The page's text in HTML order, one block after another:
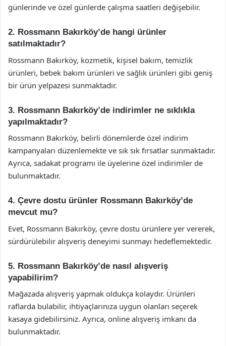
günlerinde ve özel günlerde çalışma saatleri değişebilir.
2. Rossmann Bakırköy’de hangi ürünler
satılmaktadır?
Rossmann Bakırköy, kozmetik, kişisel bakım, temizlik
ürünleri, bebek bakım ürünleri ve sağlık ürünleri gibi geniş
bir ürün yelpazesi sunmaktadır.
3. Rossmann Bakırköy’de indirimler ne sıklıkla
yapılmaktadır?
Rossmann Bakırköy, belirli dönemlerde özel indirim
kampanyaları düzenlemekte ve sık sık fırsatlar sunmaktadır.
Ayrıca, sadakat programı ile üyelerine özel indirimler de
bulunmaktadır.
4. Çevre dostu ürünler Rossmann Bakırköy’de
mevcut mu?
Evet, Rossmann Bakırköy, çevre dostu ürünlere yer vererek,
sürdürülebilir alışveriş deneyimi sunmayı hedeflemektedir.
5. Rossmann Bakırköy’de nasıl alışveriş
yapabilirim?
Mağazada alışveriş yapmak oldukça kolaydır. Ürünleri
raflarda bulabilir, ihtiyaçlarınıza uygun olanları seçerek
kasaya gidebilirsiniz. Ayrıca, online alışveriş imkanı da
bulunmaktadır.